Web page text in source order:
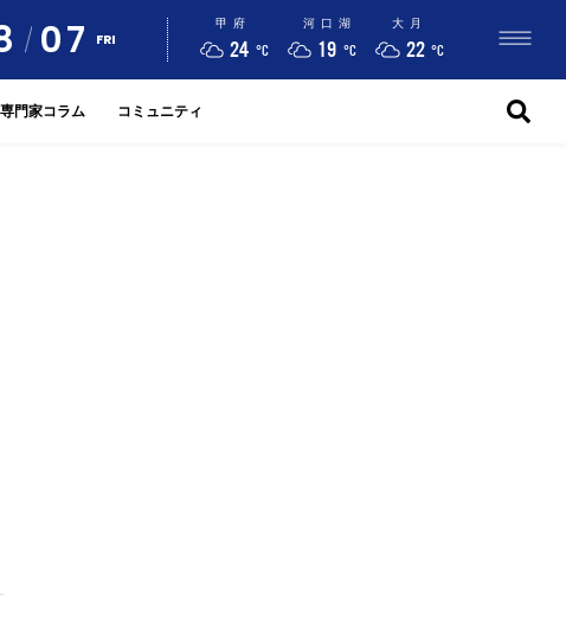
07 FRI
甲府
24 °C
河口湖
19 °C
大月
22 °C
専門家コラム コミュニティ